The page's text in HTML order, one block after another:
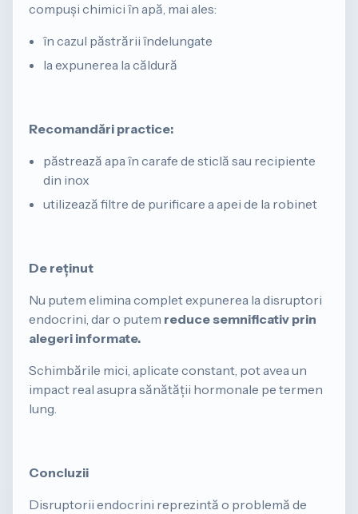
compuși chimici în apă, mai ales:
în cazul păstrării îndelungate
la expunerea la căldură
Recomandări practice:
păstrează apa în carafe de sticlă sau recipiente
din inox
utilizează filtre de purificare a apei de la robinet
De reținut
Nu putem elimina complet expunerea la disruptori
endocrini, dar o putem reduce semnificativ prin
alegeri informate.
Schimbările mici, aplicate constant, pot avea un
impact real asupra sănătății hormonale pe termen
lung.
Concluzii
Disruptorii endocrini reprezintă o problemă de